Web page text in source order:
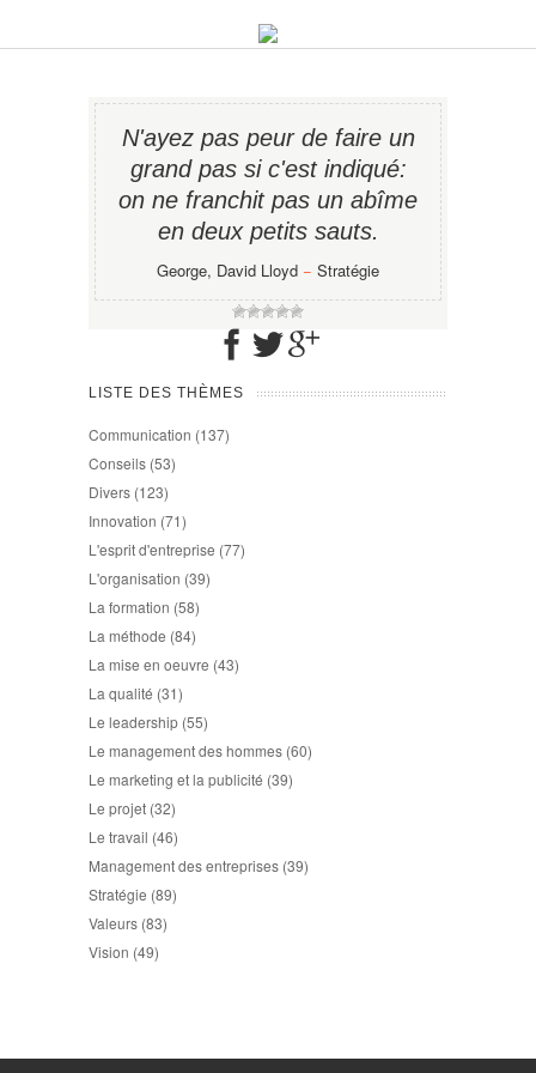
N'ayez pas peur de faire un
grand pas si c'est indiqué:
on ne franchit pas un abîme
en deux petits sauts.
George, David Lloyd − Stratégie
LISTE DES THÈMES
Communication (137)
Conseils (53)
Divers (123)
Innovation (71)
L'esprit d'entreprise (77)
L'organisation (39)
La formation (58)
La méthode (84)
La mise en oeuvre (43)
La qualité (31)
Le leadership (55)
Le management des hommes (60)
Le marketing et la publicité (39)
Le projet (32)
Le travail (46)
Management des entreprises (39)
Stratégie (89)
Valeurs (83)
Vision (49)